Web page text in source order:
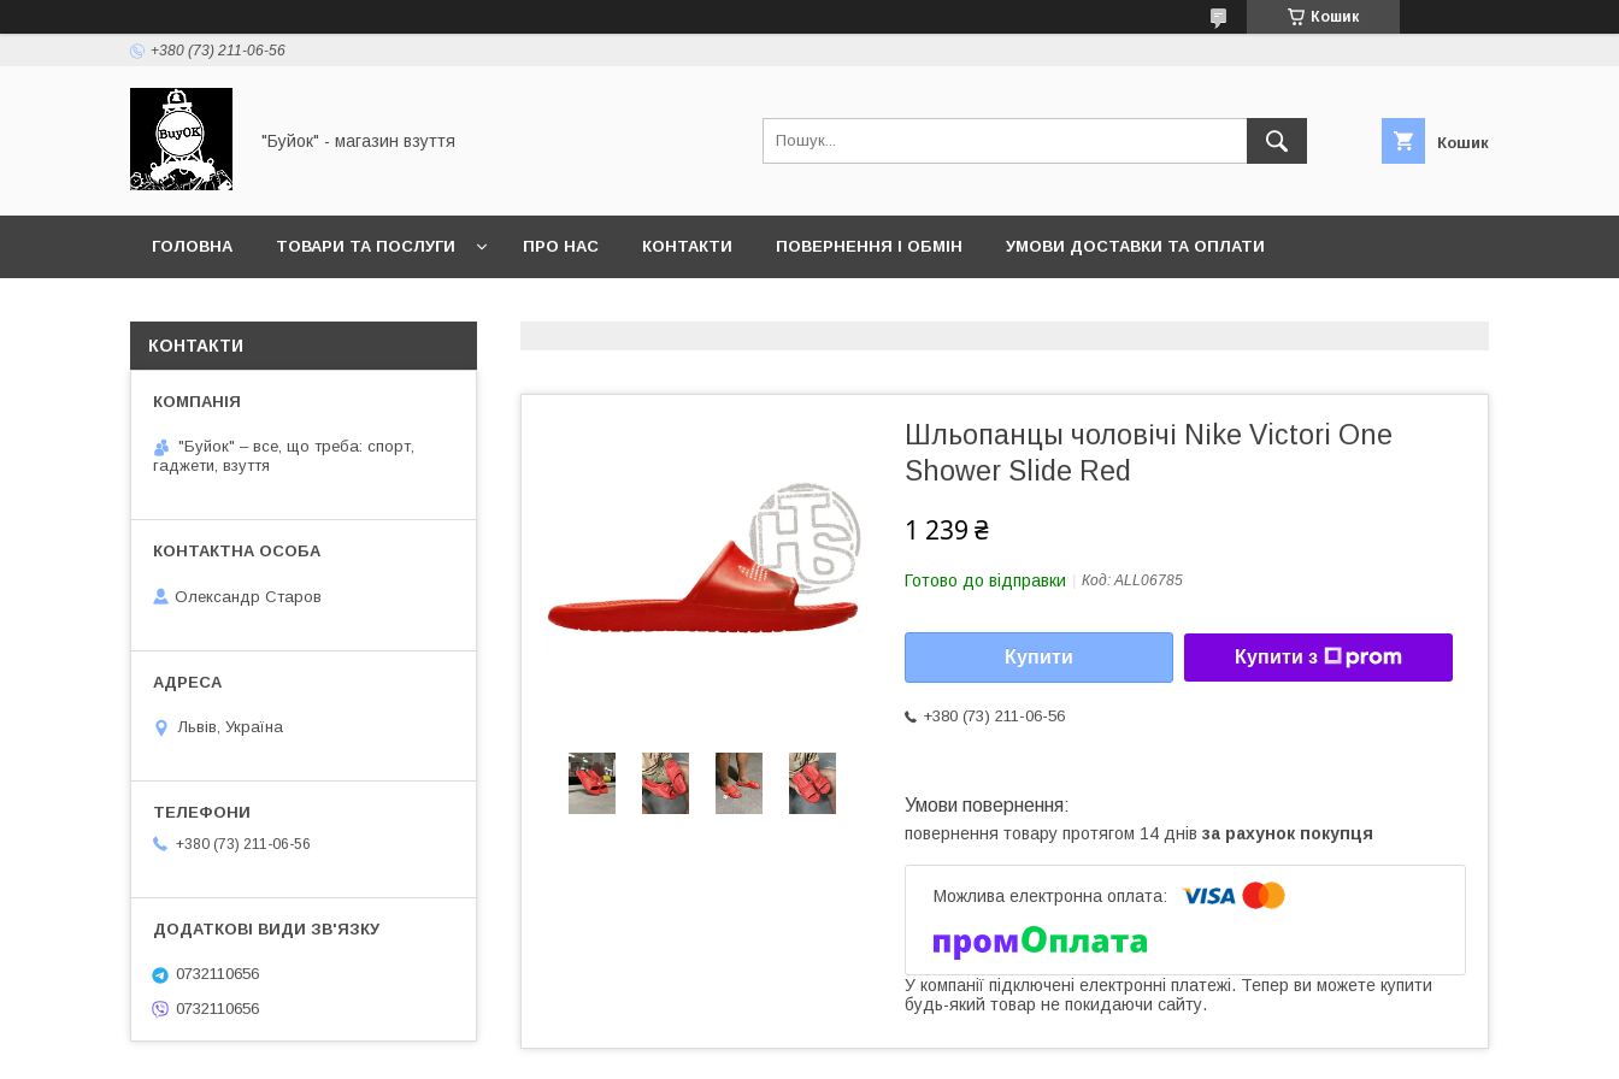
Кошик
+380 (73) 211-06-56
"Буйок" - магазин взуття Кошик
ГОЛОВНА ТОВАРИ ТА ПОСЛУГИ ПРО НАС КОНТАКТИ ПОВЕРНЕННЯ І ОБМІН УМОВИ ДОСТАВКИ ТА ОПЛАТИ
Шльопанцы чоловічі Nіkе Victori One
Shower Slide Red
1 239 ₴
Готово до відправки Код:ALL06785
Купити Купити з
+380 (73) 211-06-56
повернення товару протягом 14 днів за рахунок покупця
У компанії підключені електронні платежі. Тепер ви можете купити
будь-який товар не покидаючи сайту.
КОНТАКТИ
"Буйок" – все, що треба: спорт,
гаджети, взуття
Олександр Старов
Львів, Україна
+380 (73) 211-06-56
0732110656
0732110656